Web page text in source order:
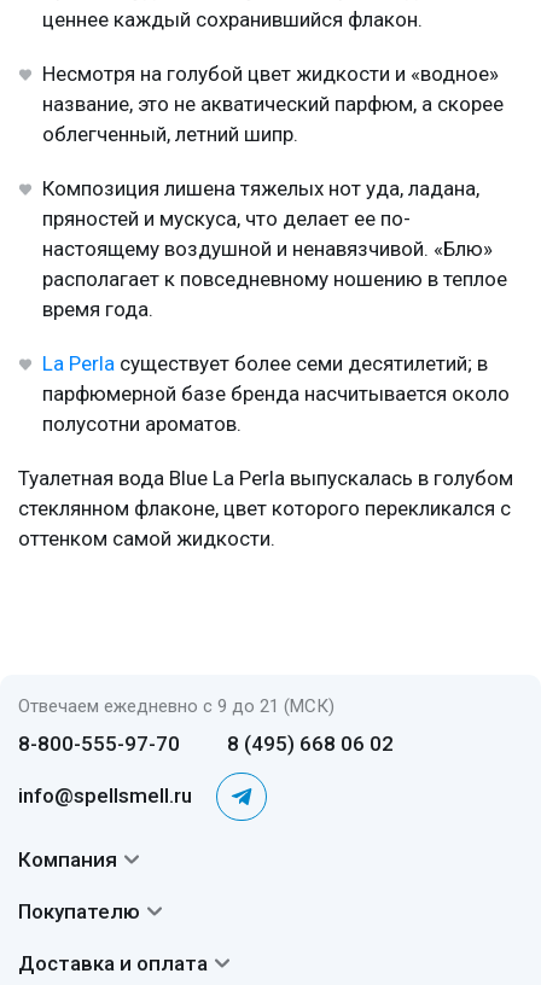
ценнее каждый сохранившийся флакон.
Несмотря на голубой цвет жидкости и «водное»
название, это не акватический парфюм, а скорее
облегченный, летний шипр.
Композиция лишена тяжелых нот уда, ладана,
пряностей и мускуса, что делает ее по-
настоящему воздушной и ненавязчивой. «Блю»
располагает к повседневному ношению в теплое
время года.
La Perla существует более семи десятилетий; в
парфюмерной базе бренда насчитывается около
полусотни ароматов.
Туалетная вода Blue La Perla выпускалась в голубом
стеклянном флаконе, цвет которого перекликался с
оттенком самой жидкости.
Отвечаем ежедневно с 9 до 21 (МСК)
8-800-555-97-70 8 (495) 668 06 02
info@spellsmell.ru
Компания
Авторы
Покупателю
Доставка и оплата